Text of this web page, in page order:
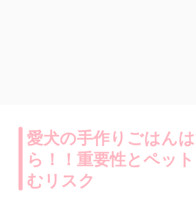
愛犬の手作りごはん
ら！！重要性とペッ
むリスク